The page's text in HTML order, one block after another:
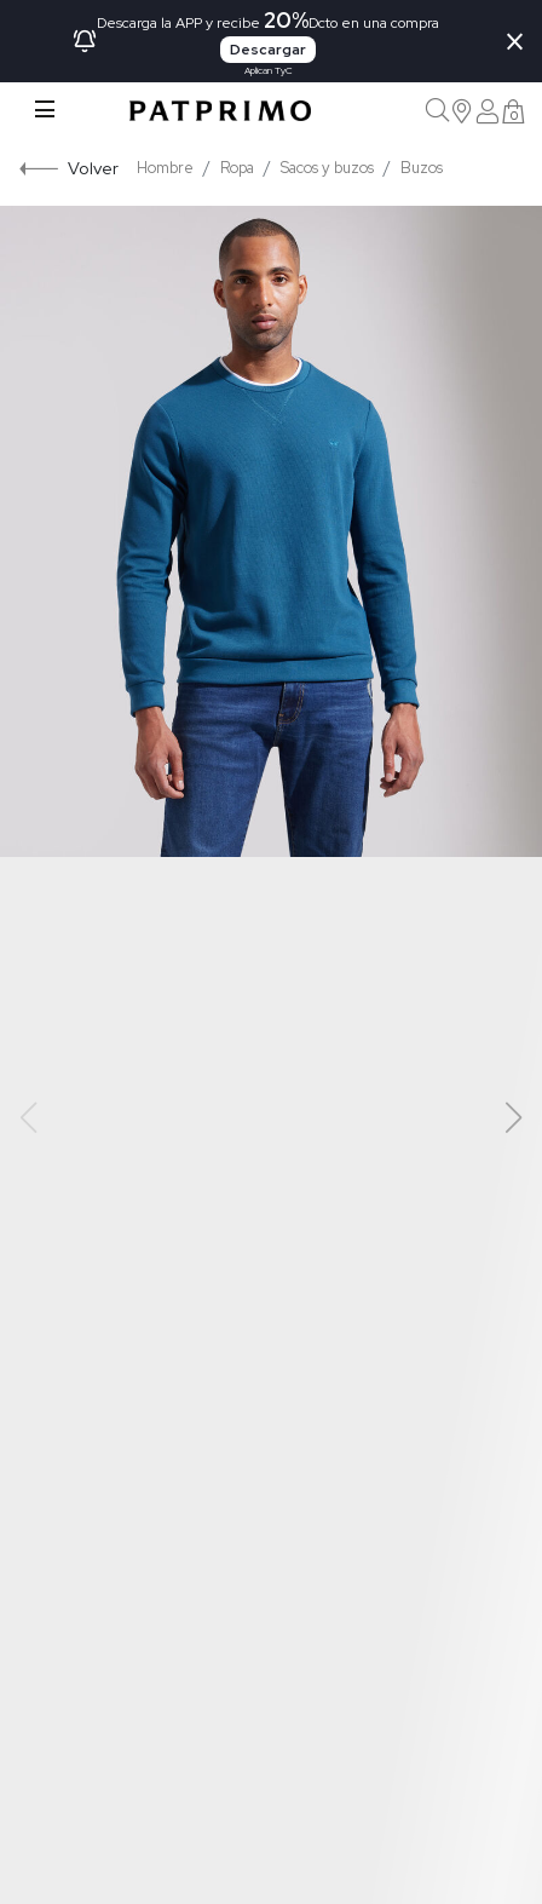
Descarga la APP y recibe 20%Dcto en una compra
Descargar
Aplican TyC
×
0
Volver Hombre Ropa Sacos y buzos Buzos